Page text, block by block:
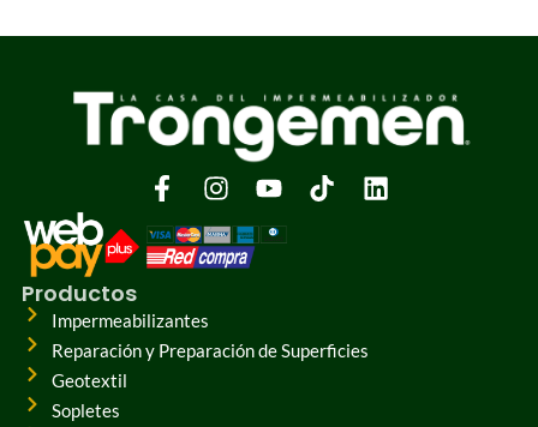
Productos
Impermeabilizantes
Reparación y Preparación de Superficies
Geotextil
Sopletes